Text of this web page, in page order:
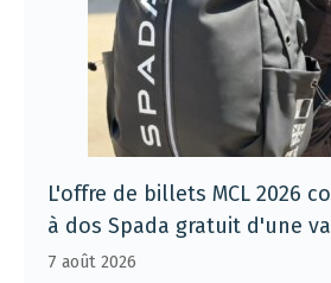
L'offre de billets MCL 2026
à dos Spada gratuit d'une
7 août 2026